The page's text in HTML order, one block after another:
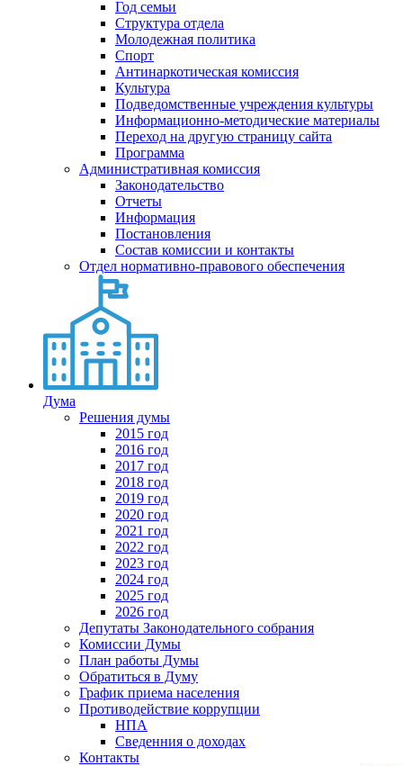
Год семьи
Структура отдела
Молодежная политика
Спорт
Антинаркотическая комиссия
Культура
Подведомственные учреждения культуры
Информационно-методические материалы
Переход на другую страницу сайта
Программа
Административная комиссия
Законодательство
Отчеты
Информация
Постановления
Состав комиссии и контакты
Отдел нормативно-правового обеспечения
Дума
Решения думы
2015 год
2016 год
2017 год
2018 год
2019 год
2020 год
2021 год
2022 год
2023 год
2024 год
2025 год
2026 год
Депутаты Законодательного собрания
Комиссии Думы
План работы Думы
Обратиться в Думу
График приема населения
Противодействие коррупции
НПА
Сведенния о доходах
Контакты